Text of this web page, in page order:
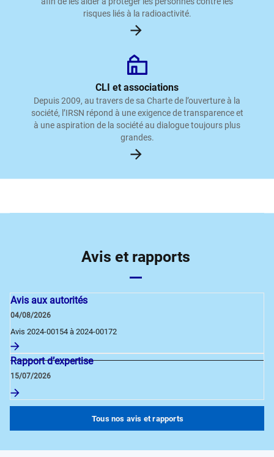
risques liés à la radioactivité.
CLI et associations
Depuis 2009, au travers de sa Charte de l’ouverture à la
société, l’IRSN répond à une exigence de transparence et
à une aspiration de la société au dialogue toujours plus
grandes.
Avis et rapports
Avis aux autorités
04/08/2026
Avis 2024-00154 à 2024-00172
Rapport d’expertise
15/07/2026
Tous nos avis et rapports